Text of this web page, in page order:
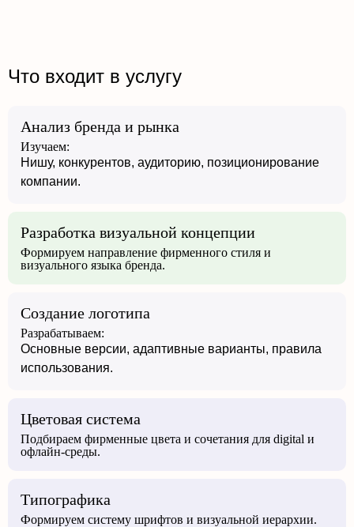
Что входит в услугу
Анализ бренда и рынка
Изучаем:
Нишу, конкурентов, аудиторию, позиционирование
компании.
Разработка визуальной концепции
Формируем направление фирменного стиля и
визуального языка бренда.
Создание логотипа
Разрабатываем:
Основные версии, адаптивные варианты, правила
использования.
Цветовая система
Подбираем фирменные цвета и сочетания для digital и
офлайн-среды.
Типографика
Формируем систему шрифтов и визуальной иерархии.